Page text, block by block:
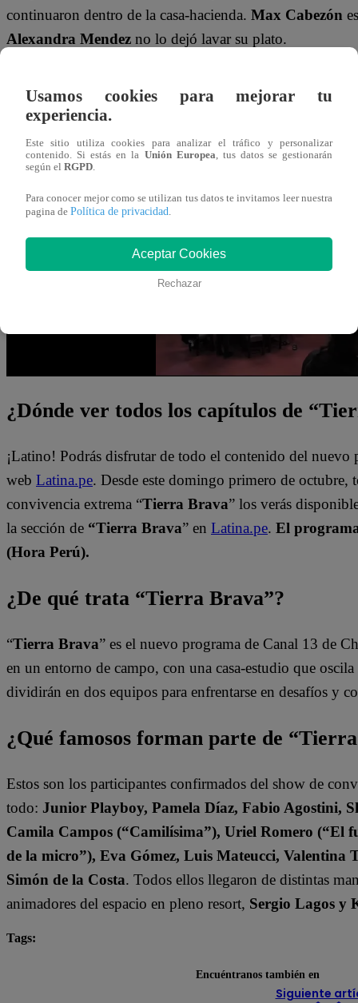
continuaron dentro de la casa-hacienda. Max Cabezón
Alexandra Mendez no lo dejó lavar su plato.
reclamarle por hablar mal de ella.“Max, sabes que se
cuando quisiste lavar mi plato (…)
En su defensa, Max Cabezón solo atinó a decir: “
¿Dónde ver todos los capítulos de
¡Latino! Podrás disfrutar de todo el contenido del nuevo
web Latina.pe. Desde este domingo primero de
convivencia extrema “Tierra Brava” los verás
la sección de “Tierra Brava” en Latina.pe. El
(Hora Perú).
¿De qué trata “Tierra Brava”?
“Tierra Brava” es el nuevo programa de Canal 13 de
en un entorno de campo, con una casa-estudio que
dividirán en dos equipos para enfrentarse en desafíos y
¿Qué famosos forman parte de
Estos son los participantes confirmados del show de
todo: Junior Playboy, Pamela Díaz, Fabio Agostini,
Camila Campos (“Camilísima”), Uriel Romero (“El
de la micro”), Eva Gómez, Luis Mateucci, Valentina
Simón de la Costa. Todos ellos llegaron de distintas
animadores del espacio en pleno resort, Sergio Lagos y
Tags:
Siguiente
Usamos cookies para mejorar tu
experiencia.
Este sitio utiliza cookies para analizar el tráfico y personalizar
contenido. Si estás en la Unión Europea, tus datos se gestionarán
según el RGPD.
Para conocer mejor como se utilizan tus datos te invitamos leer nuestra
pagina de Política de privacidad.
Aceptar Cookies
Rechazar
Encuéntranos también en